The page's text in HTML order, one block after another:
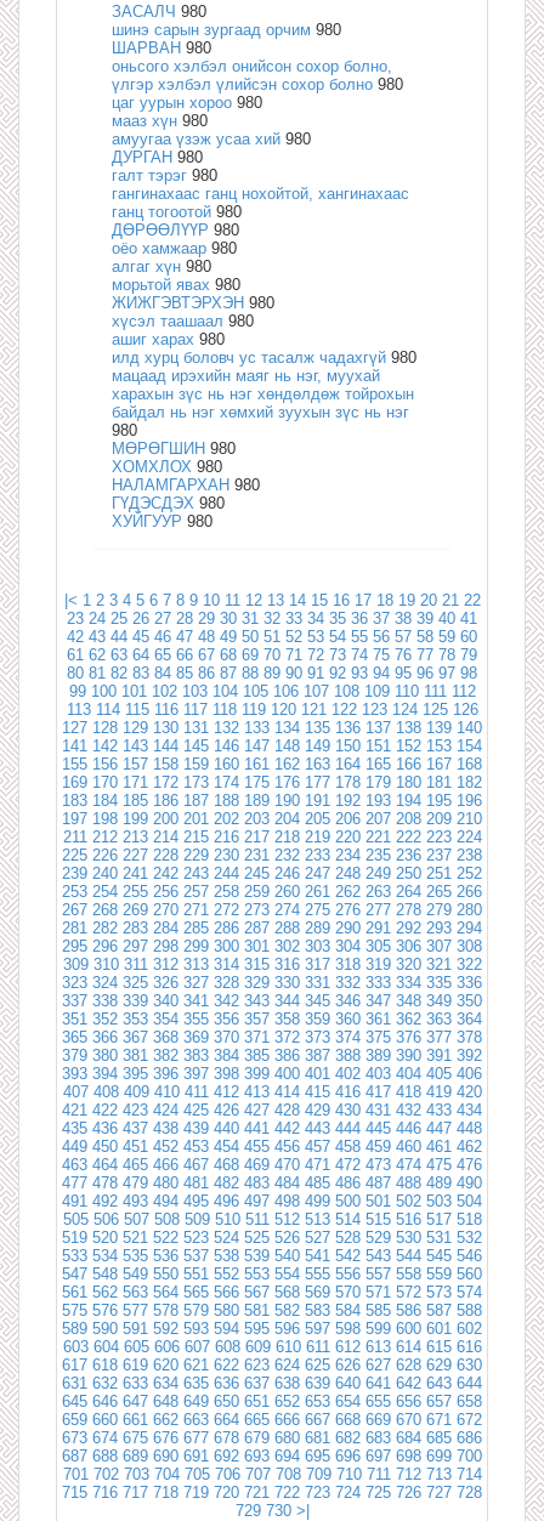
ЗАСАЛЧ 980
шинэ сарын зургаад орчим 980
ШАРВАН 980
оньсого хэлбэл онийсон сохор болно,
үлгэр хэлбэл үлийсэн сохор болно 980
цаг уурын хороо 980
мааз хүн 980
амуугаа үзэж усаа хий 980
ДУРГАН 980
галт тэрэг 980
гангинахаас ганц нохойтой, хангинахаас
ганц тогоотой 980
ДӨРӨӨЛҮҮР 980
оёо хамжаар 980
алгаг хүн 980
морьтой явах 980
ЖИЖГЭВТЭРХЭН 980
хүсэл таашаал 980
ашиг харах 980
илд хурц боловч ус тасалж чадахгүй 980
мацаад ирэхийн маяг нь нэг, муухай
харахын зүс нь нэг хөндөлдөж тойрохын
байдал нь нэг хөмхий зуухын зүс нь нэг
980
МӨРӨГШИН 980
ХОМХЛОХ 980
НАЛАМГАРХАН 980
ГҮДЭСДЭХ 980
ХУЙГУУР 980
|< 1 2 3 4 5 6 7 8 9 10 11 12 13 14 15 16 17 18 19 20 21 22
23 24 25 26 27 28 29 30 31 32 33 34 35 36 37 38 39 40 41
42 43 44 45 46 47 48 49 50 51 52 53 54 55 56 57 58 59 60
61 62 63 64 65 66 67 68 69 70 71 72 73 74 75 76 77 78 79
80 81 82 83 84 85 86 87 88 89 90 91 92 93 94 95 96 97 98
99 100 101 102 103 104 105 106 107 108 109 110 111 112
113 114 115 116 117 118 119 120 121 122 123 124 125 126
127 128 129 130 131 132 133 134 135 136 137 138 139 140
141 142 143 144 145 146 147 148 149 150 151 152 153 154
155 156 157 158 159 160 161 162 163 164 165 166 167 168
169 170 171 172 173 174 175 176 177 178 179 180 181 182
183 184 185 186 187 188 189 190 191 192 193 194 195 196
197 198 199 200 201 202 203 204 205 206 207 208 209 210
211 212 213 214 215 216 217 218 219 220 221 222 223 224
225 226 227 228 229 230 231 232 233 234 235 236 237 238
239 240 241 242 243 244 245 246 247 248 249 250 251 252
253 254 255 256 257 258 259 260 261 262 263 264 265 266
267 268 269 270 271 272 273 274 275 276 277 278 279 280
281 282 283 284 285 286 287 288 289 290 291 292 293 294
295 296 297 298 299 300 301 302 303 304 305 306 307 308
309 310 311 312 313 314 315 316 317 318 319 320 321 322
323 324 325 326 327 328 329 330 331 332 333 334 335 336
337 338 339 340 341 342 343 344 345 346 347 348 349 350
351 352 353 354 355 356 357 358 359 360 361 362 363 364
365 366 367 368 369 370 371 372 373 374 375 376 377 378
379 380 381 382 383 384 385 386 387 388 389 390 391 392
393 394 395 396 397 398 399 400 401 402 403 404 405 406
407 408 409 410 411 412 413 414 415 416 417 418 419 420
421 422 423 424 425 426 427 428 429 430 431 432 433 434
435 436 437 438 439 440 441 442 443 444 445 446 447 448
449 450 451 452 453 454 455 456 457 458 459 460 461 462
463 464 465 466 467 468 469 470 471 472 473 474 475 476
477 478 479 480 481 482 483 484 485 486 487 488 489 490
491 492 493 494 495 496 497 498 499 500 501 502 503 504
505 506 507 508 509 510 511 512 513 514 515 516 517 518
519 520 521 522 523 524 525 526 527 528 529 530 531 532
533 534 535 536 537 538 539 540 541 542 543 544 545 546
547 548 549 550 551 552 553 554 555 556 557 558 559 560
561 562 563 564 565 566 567 568 569 570 571 572 573 574
575 576 577 578 579 580 581 582 583 584 585 586 587 588
589 590 591 592 593 594 595 596 597 598 599 600 601 602
603 604 605 606 607 608 609 610 611 612 613 614 615 616
617 618 619 620 621 622 623 624 625 626 627 628 629 630
631 632 633 634 635 636 637 638 639 640 641 642 643 644
645 646 647 648 649 650 651 652 653 654 655 656 657 658
659 660 661 662 663 664 665 666 667 668 669 670 671 672
673 674 675 676 677 678 679 680 681 682 683 684 685 686
687 688 689 690 691 692 693 694 695 696 697 698 699 700
701 702 703 704 705 706 707 708 709 710 711 712 713 714
715 716 717 718 719 720 721 722 723 724 725 726 727 728
729 730 >|